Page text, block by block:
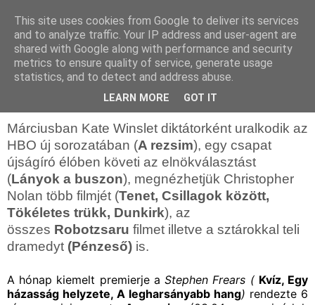
2024. február 17., szombat
HBO Max márciusi ajánló
Márciusban Kate Winslet diktátorként uralkodik az
HBO új sorozatában (A rezsim), egy csapat
újságíró élóben követi az elnökválasztást
(Lányok a buszon), megnézhetjük Christopher
Nolan több filmjét (Tenet, Csillagok között,
Tökéletes trükk, Dunkirk), az
összes Robotzsaru filmet illetve a sztárokkal teli
dramedyt (Pénzeső) is.
A hónap kiemelt premierje aStephen Frears ( Kvíz, Egy
házasság helyzete, A legharsányabb hang) rendezte 6
This site uses cookies from Google to deliver its services
and to analyze traffic. Your IP address and user-agent are
shared with Google along with performance and security
metrics to ensure quality of service, generate usage
statistics, and to detect and address abuse.
LEARN MORE GOT IT